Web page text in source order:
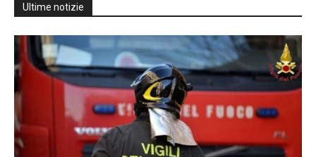
Ultime notizie